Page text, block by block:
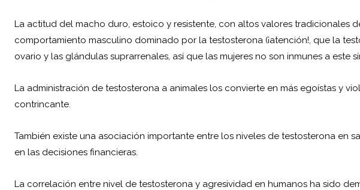
La actitud del macho duro, estoico y resistente, con altos valores tradicionales
comportamiento masculino dominado por la testosterona (¡atención!, que la
ovario y las glándulas suprarrenales, así que las mujeres no son inmunes a este
La administración de testosterona a animales los convierte en más egoístas y
contrincante.
También existe una asociación importante entre los niveles de testosterona en
en las decisiones financieras.
La correlación entre nivel de testosterona y agresividad en humanos ha sido